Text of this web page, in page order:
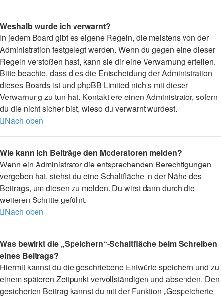
Weshalb wurde ich verwarnt?
In jedem Board gibt es eigene Regeln, die meistens von der
Administration festgelegt werden. Wenn du gegen eine dieser
Regeln verstoßen hast, kann sie dir eine Verwarnung erteilen.
Bitte beachte, dass dies die Entscheidung der Administration
dieses Boards ist und phpBB Limited nichts mit dieser
Verwarnung zu tun hat. Kontaktiere einen Administrator, sofern
du die nicht sicher bist, wieso du verwarnt wurdest.
Nach oben
Wie kann ich Beiträge den Moderatoren melden?
Wenn ein Administrator die entsprechenden Berechtigungen
vergeben hat, siehst du eine Schaltfläche in der Nähe des
Beitrags, um diesen zu melden. Du wirst dann durch die
weiteren Schritte geführt.
Nach oben
Was bewirkt die „Speichern“-Schaltfläche beim Schreiben
eines Beitrags?
Hiermit kannst du die geschriebene Entwürfe speichern und zu
einem späteren Zeitpunkt vervollständigen und absenden. Den
gesicherten Beitrag kannst du mit der Funktion „Gespeicherte